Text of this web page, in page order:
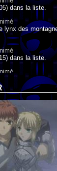
dans la liste.
lynx des
dans la liste.
dans la liste.
de la
Canard (2000)
vilain petit